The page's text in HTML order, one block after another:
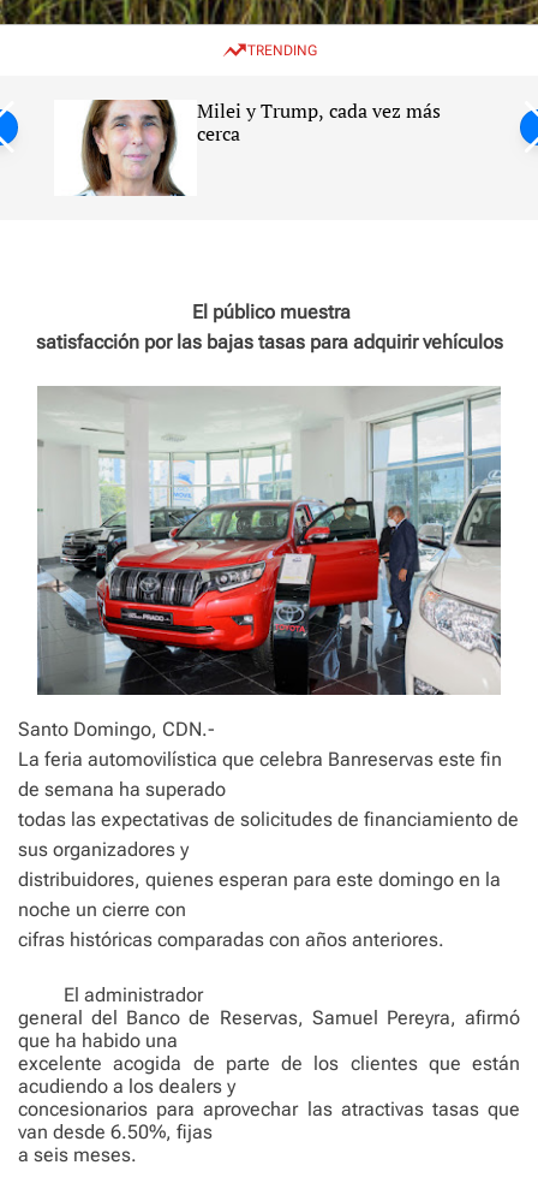
w
c
e
e
TRENDING
Milei y Trump, cada vez más
cerca
El público muestra
satisfacción por las bajas tasas para adquirir vehículos
Santo Domingo, CDN.-
La feria automovilística que celebra Banreservas este fin
de semana ha superado
todas las expectativas de solicitudes de financiamiento de
sus organizadores y
distribuidores, quienes esperan para este domingo en la
noche un cierre con
cifras históricas comparadas con años anteriores.
El administrador
general del Banco de Reservas, Samuel Pereyra, afirmó
que ha habido una
excelente acogida de parte de los clientes que están
acudiendo a los dealers y
concesionarios para aprovechar las atractivas tasas que
van desde 6.50%, fijas
a seis meses.